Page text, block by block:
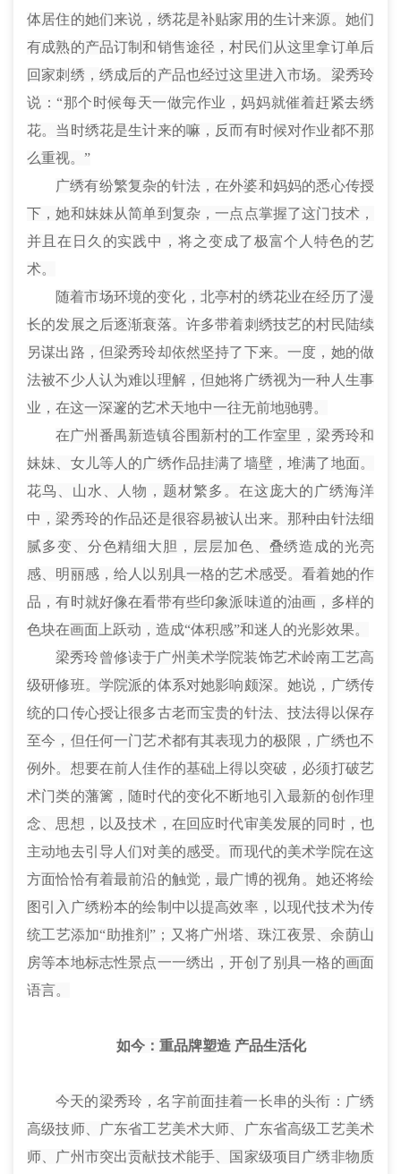
体居住的她们来说，绣花是补贴家用的生计来源。她们
有成熟的产品订制和销售途径，村民们从这里拿订单后
回家刺绣， 绣成后的产品也经过这里进入市场。梁秀玲
说：“那个时候每天一做完作业，妈妈就催着赶紧去绣
花。当时绣花是生计来的嘛，反而有时候对作业都不那
么重视。”
广绣有纷繁复杂的针法，在外婆和妈妈的悉心传授
下，她和妹妹从简单到复杂，一点点掌握了这门技术，
并且在日久的实践中，将之变成了极富个人特色的艺
术。
随着市场环境的变化，北亭村的绣花业在经历了漫
长的发展之后逐渐衰落。许多带着刺绣技艺的村民陆续
另谋出路，但梁秀玲却依然坚持了下来。一度，她的做
法被不少人认为难以理解，但她将广绣视为一种人生事
业，在这一深邃的艺术天地中一往无前地驰骋。
在广州番禺新造镇谷围新村的工作室里，梁秀玲和
妹妹、女儿等人的广绣作品挂满了墙壁，堆满了地面。
花鸟、山水、人物，题材繁多。在这庞大的广绣海洋
中，梁秀玲的作品还是很容易被认出来。那种由针法细
腻多变、分色精细大胆，层层加色、 叠绣造成的光亮
感、明丽感，给人以别具一格的艺术感受。看着她的作
品，有时就好像在看带有些印象派味道的油画，多样的
色块在画面上跃动，造成“体积感”和迷人的光影效果。
梁秀玲曾修读于广州美术学院装饰艺术岭南工艺高
级研修班。学院派的体系对她影响颇深。她说，广绣传
统的口传心授让很多古老而宝贵的针法、技法得以保存
至今，但任何一门艺术都有其表现力的极限，广绣也不
例外。想要在前人佳作的基础上得以突破，必须打破艺
术门类的藩篱，随时代的变化不断地引入最新的创作理
念、思想，以及技术，在回应时代审美发展的同时，也
主动地去引导人们对美的感受。而现代的美术学院在这
方面恰恰有着最前沿的触觉，最广博的视角。她还将绘
图引入广绣粉本的绘制中以提高效率，以现代技术为传
统工艺添加“助推剂”；又将广州塔、珠江夜景、余荫山
房等本地标志性景点一一绣出，开创了别具一格的画面
语言。
如今 ：重品牌塑造 产品生活化
今天的梁秀玲，名字前面挂着一长串的头衔：广绣
高级技师、广东省工艺美术大师、广东省高级工艺美术
师、广州市突出贡献技术能手、国家级项目广绣非物质